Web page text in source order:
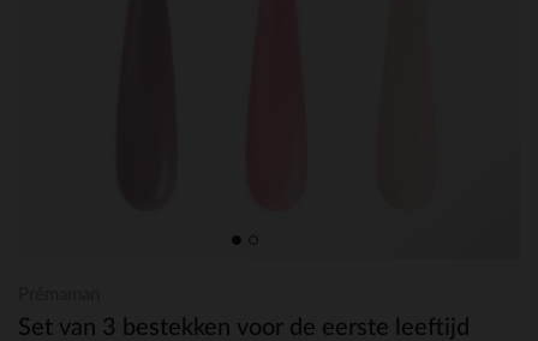
Set van 3 bestekken voor de eerste leeftijd